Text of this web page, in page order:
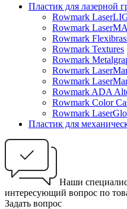
Пластик для лазерной
Rowmark
Rowmark
Rowmark
Rowmark Textures
Rowmark
Rowmark
Rowmark
Rowmark ADA
Rowmark Color
Rowmark
Пластик для
Наши
интересующий вопрос по
Задать вопрос